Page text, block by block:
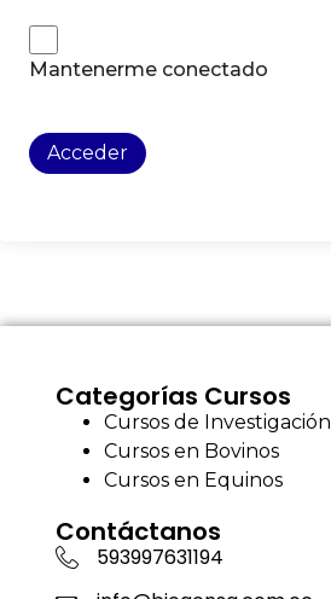
Mantenerme conectado
Acceder
Categorías Cursos
Cursos de Investigación
Cursos en Bovinos
Cursos en Equinos
Contáctanos
593997631194